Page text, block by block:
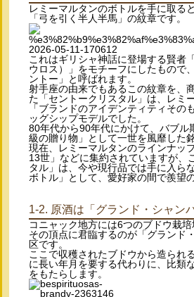
レミーマルタンのボトルを手に取る
「弓を引く半人半馬」の紋章です。
これはギリシャ神話に登場する賢者
ウロス）」をモチーフにしたもので
ントー」と呼ばれます。
射手座の由来でもあるこの紋章を、
た「セントークリスタル」は、レミ
「ブランドのアイデンティティその
ッグシップモデルでした。
80年代から90年代にかけて、バブル
級の贈り物」として一世を風靡した銘
現在、レミーマルタンのラインナッ
13世」などに集約されていますが、
タル」は、今や現行品では手に入ら
ボトル」として、愛好家の間で羨望
1-2. 原酒は「グランド・シャン
コニャック地方には6つのブドウ栽培
その頂点に君臨するのが「グランド
区です。
ここで収穫されたブドウから造られ
に長い年月を要する代わりに、比類
をもたらします。